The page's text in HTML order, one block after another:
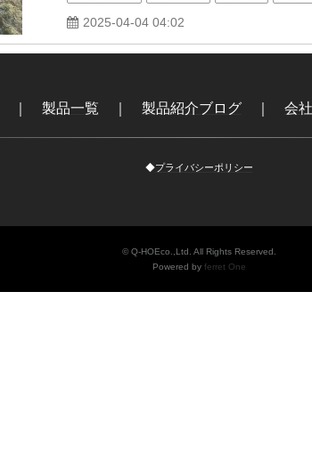
インプルメント
2025-04-04 04:02
製品一覧 製品紹介ブログ 会
◆プライバシーポリシー
© Q-HOEco.,Ltd. All Rights Reserved.
Powered by ferret One